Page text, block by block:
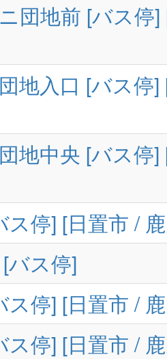
団地前 [バス停
地入口 [バス停]
地中央 [バス停]
ス停] [日置市 /
バス停]
ス停] [日置市 /
ス停] [日置市 /